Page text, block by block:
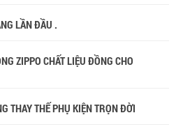
LẦN ĐẦU .
ZIPPO CHẤT LIỆU ĐỒNG CHO
THAY THẾ PHỤ KIỆN TRỌN ĐỜI